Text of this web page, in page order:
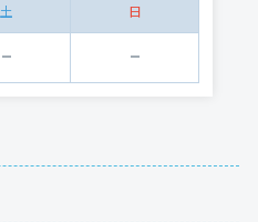
土 日